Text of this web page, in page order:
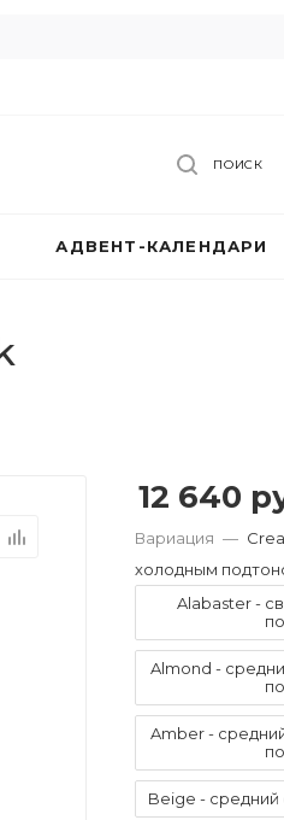
ПОИСК
АДВЕНТ-КАЛЕНДАРИ
12 640
Вариация —
холодным
Alabaster -
Almond -
Amber -
Beige -